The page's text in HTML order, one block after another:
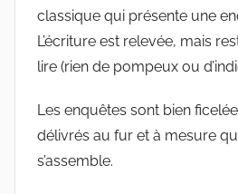
classique qui présente une
L’écriture est relevée, mais
lire (rien de pompeux ou
Les enquêtes sont bien
délivrés au fur et à mesure
s’assemble.